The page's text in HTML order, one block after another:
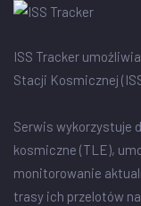
ISS Tracker
Stacji Kosmicznej
Serwis wykorzystuje
kosmiczne (TLE),
monitorowanie
trasy ich przelotów